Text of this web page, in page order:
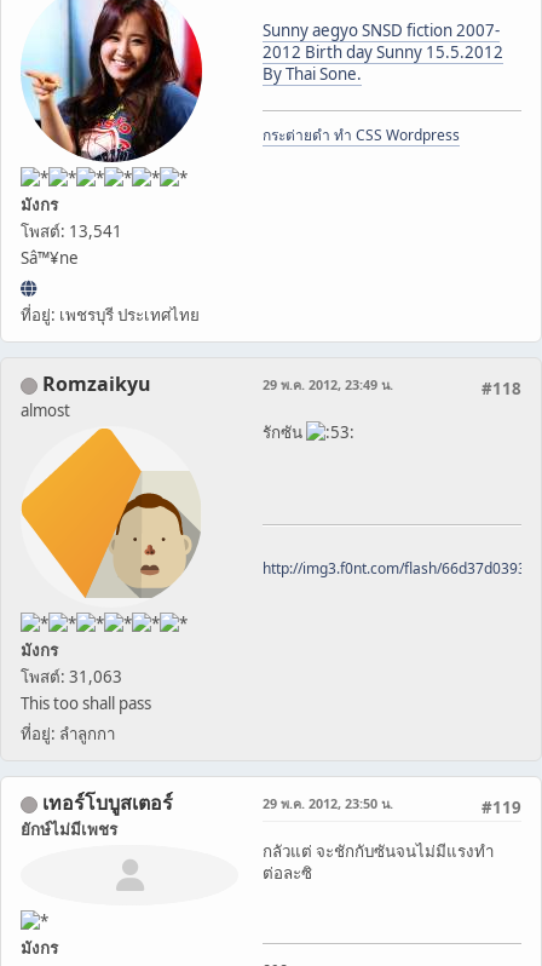
มังกร
โพสต์: 13,541
Sâ™¥ne
ที่อยู่: เพชรบุรี ประเทศไทย
Sunny aegyo SNSD fiction 2007-
2012 Birth day Sunny 15.5.2012
By Thai Sone.
กระต่ายดำ ทำ CSS Wordpress
Romzaikyu
almost
มังกร
โพสต์: 31,063
This too shall pass
ที่อยู่: ลำลูกกา
#118
29 พ.ค. 2012, 23:49 น.
รักซัน
http://img3.f0nt.com/flash/
เทอร์โบบูสเตอร์
ยักษ์ไม่มีเพชร
มังกร
#119
29 พ.ค. 2012, 23:50 น.
กลัวแต่ จะชักกับซันจนไม่มีแรงทำ
ต่อละซิ